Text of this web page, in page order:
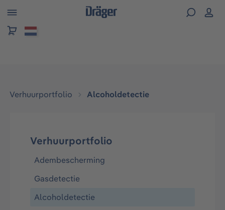
Verhuurportfolio Alcoholdetectie
Verhuurportfolio
Adembescherming
Gasdetectie
Alcoholdetectie